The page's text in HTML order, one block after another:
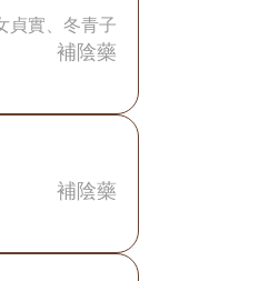
貞實、冬青子
補陰藥
補陰藥